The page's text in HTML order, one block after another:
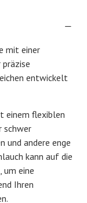
mit einer
entwickelt
einem flexiblen
schwer
und andere enge
kann auf die
um eine
Ihren